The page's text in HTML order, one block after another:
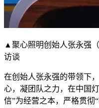
▲聚心照明创始人张永强
访谈
在创始人张永强的带领下
心，凝团队之力，在中国
信”为经营之本，严格贯彻